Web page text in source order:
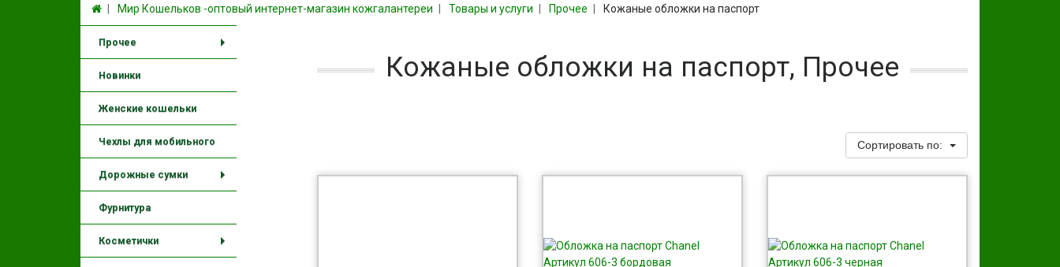
Мир Кошельков -оптовый интернет-магазин кожгалантереи Товары и услуги Прочее Кожаные обложки на паспорт
Прочее
Новинки
Женские кошельки
Чехлы для мобильного
Дорожные сумки
Фурнитура
Косметички
Кожаные обложки на паспорт, Прочее
Сортировать по: